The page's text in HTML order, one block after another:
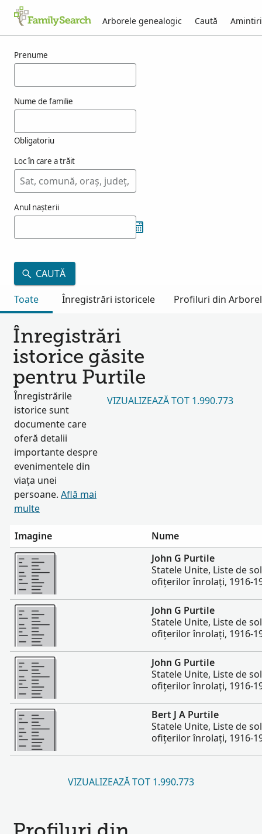
Arborele genealogic Caută Amintiri
Prenume
Nume de familie
Obligatoriu
Loc în care a trăit
Anul nașterii
CAUTĂ
Toate
Înregistrări istoricele Profiluri din
Înregistrări
istorice găsite
pentru Purtile
Înregistrările
istorice sunt
documente care
oferă detalii
importante despre
evenimentele din
viața unei
persoane. Află mai
multe
VIZUALIZEAZĂ TOT 1.990.773
Imagine
Nume
Mai multe
John G Purtile
Statele Unite, Liste de
ofițerilor înrolați, 1916-
Mai multe
John G Purtile
Statele Unite, Liste de
ofițerilor înrolați, 1916-
Mai multe
John G Purtile
Statele Unite, Liste de
ofițerilor înrolați, 1916-
Mai multe
Bert J A Purtile
Statele Unite, Liste de
ofițerilor înrolați, 1916-
VIZUALIZEAZĂ TOT 1.990.773